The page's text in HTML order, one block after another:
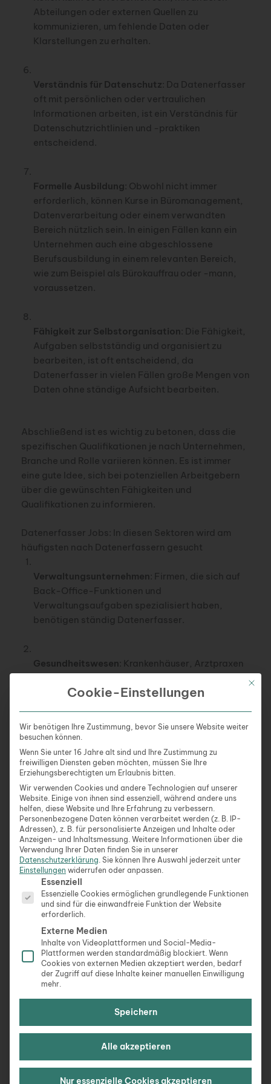
Abteilungen oder externen Quellen zu
kommunizieren, um fehlende Daten oder
Klarstellungen zu erhalten.
Verständnis für Datenschutz : Da Datenerfasser
oft mit persönlichen oder vertraulichen
Informationen arbeiten, ist ein Verständnis für
Datenschutzrichtlinien und -praktiken
entscheidend.
Formelle Ausbildung : Obwohl nicht immer
erforderlich, können Kurse in Büromanagement,
Datenverarbeitung oder einem verwandten
Bereich nützlich sein. In einigen Fällen kann ein
Unternehmen auch eine abgeschlossene
Berufsausbildung in einem relevanten Bereich,
wie zum Beispiel als Bürokauffrau oder -mann,
voraussetzen.
Fähigkeit zur Selbstorganisation : Die Fähigkeit,
Aufgaben selbstständig und organisiert zu
bearbeiten, ist oft entscheidend, da
Datenerfasser in vielen Fällen große Mengen von
Daten ohne ständige Aufsicht bearbeiten.
Abschließend ist es wichtig zu betonen, dass die
spezifischen Qualifikationen je nach Unternehmen,
Branche und Rolle variieren können. Es ist immer
eine gute Idee, sich bei potenziellen Arbeitgebern
über die gewünschten Fähigkeiten und
Qualifikationen zu informieren.
Datenerfasser Jobs: In diesen Sektoren wird am
häufigsten nach Datenerfassern gesucht
Verwaltungsunternehmen : Firmen, die sich auf
Back-Office-Funktionen und
Verwaltungsaufgaben spezialisiert haben,
benötigen ständig Datenerfasser.
Gesundheitswesen : Krankenhäuser, Arztpraxen
benötigen Datenerfasser, um
und andere relevante Daten zu erfassen.
Einzelhandel : Große Einzelhandelsketten und -
distributoren müssen oft große Mengen von
Produktdaten, Bestandslisten und Kundendaten
erfassen.
Finanzdienstleistungen: Banken,
Versicherungen und andere Finanzinstitutionen
benötigen Datenerfasser, um Kundendaten,
Transaktionsdetails und andere finanzbezogene
Informationen zu verwalten.
Öffentliche Verwaltung: Behörden auf lokaler,
regionaler und nationaler Ebene benötigen
Datenerfasser für verschiedene administrative
Aufgaben, einschließlich der Verarbeitung von
Anträgen, Lizenzen und anderen Formularen.
Forschungsinstitute und Universitäten
Forschungsprojekten, Umfragen und Studien
Mit
Cookie-Einstellungen
Wir benötigen Ihre Zustimmung, bevor Sie unsere Website weiter
besuchen können.
Wenn Sie unter 16 Jahre alt sind und Ihre Zustimmung zu
freiwilligen Diensten geben möchten, müssen Sie Ihre
Erziehungsberechtigten um Erlaubnis bitten.
Wir verwenden Cookies und andere Technologien auf unserer
Website. Einige von ihnen sind essenziell, während andere uns
helfen, diese Website und Ihre Erfahrung zu verbessern.
Personenbezogene Daten können verarbeitet werden (z. B. IP-
Adressen), z. B. für personalisierte Anzeigen und Inhalte oder
Anzeigen- und Inhaltsmessung. Weitere Informationen über die
Verwendung Ihrer Daten finden Sie in unserer
Datenschutzerklärung. Sie können Ihre Auswahl jederzeit unter
Einstellungen widerrufen oder anpassen.
Es folgt eine Liste der Service-Gruppen, für die eine
Essenziell
Essenzielle Cookies ermöglichen grundlegende Funktionen
und sind für die einwandfreie Funktion der Website
erforderlich.
Externe Medien
Inhalte von Videoplattformen und Social-Media-
Plattformen werden standardmäßig blockiert. Wenn
Cookies von externen Medien akzeptiert werden, bedarf
der Zugriff auf diese Inhalte keiner manuellen Einwilligung
mehr.
Speichern
Alle akzeptieren
Nur essenzielle Cookies akzeptieren